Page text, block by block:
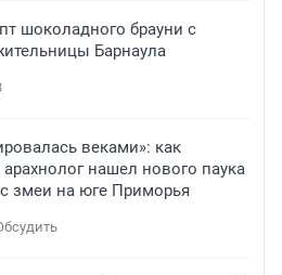
шоколадного брауни с
Барнаула
веками»: как
нашел нового паука
змеи на юге Приморья